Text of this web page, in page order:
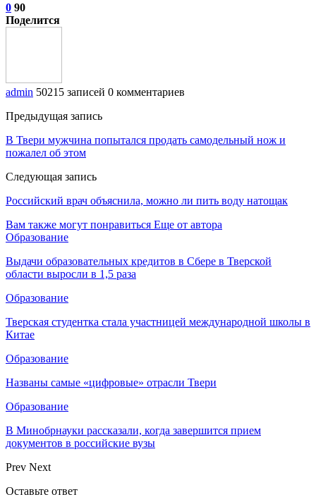
0 90
Поделится
admin 50215 записей 0 комментариев
Предыдущая запись
В Твери мужчина попытался продать самодельный нож и
пожалел об этом
Следующая запись
Российский врач объяснила, можно ли пить воду натощак
Вам также могут понравиться Еще от автора
Образование
Выдачи образовательных кредитов в Сбере в Тверской
области выросли в 1,5 раза
Образование
Тверская студентка стала участницей международной школы в
Китае
Образование
Названы самые «цифровые» отрасли Твери
Образование
В Минобрнауки рассказали, когда завершится прием
документов в российские вузы
Prev Next
Оставьте ответ